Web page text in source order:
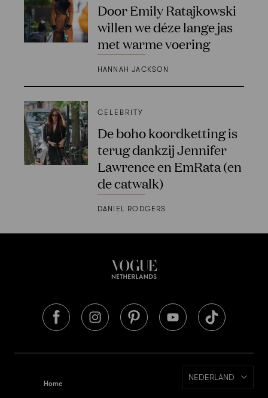
Door Emily Ratajkowski
willen we déze lange jas
met warme voering
HANNAH JACKSON
CELEBRITY
De boho koordketting is
terug dankzij Jennifer
Lawrence en EmRata (en
de catwalk)
DANIEL RODGERS
Home
NEDERLAND